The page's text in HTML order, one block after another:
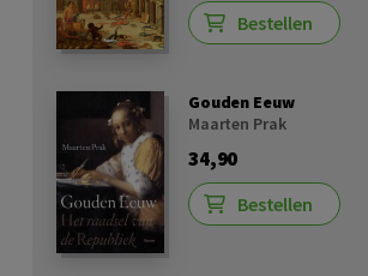
Bestellen
Gouden Eeuw
Maarten Prak
34,90
Bestellen